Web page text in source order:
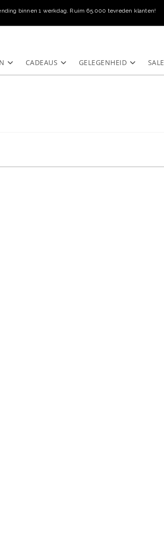
binnen 1 werkdag. Ruim 65.000 tevreden klanten!
CADEAUS GELEGENHEID SALE